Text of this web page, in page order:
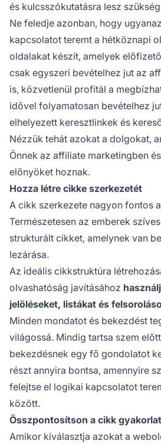
és kulcsszókutatásra lesz
Ne feledje azonban, hogy
kapcsolatot teremt a hétköznapi
oldalakat készít, amelyek
csak egyszeri bevételhez jut az
is, közvetlenül profitál a
idővel folyamatosan bevételhez
elhelyezett keresztlinkek és
Nézzük tehát azokat a dolgokat,
Önnek az affiliate marketingben
előnyöket hoznak.
Hozza létre cikke szerkezetét
A cikk szerkezete nagyon fontos
Természetesen az emberek
strukturált cikket, amelynek van
lezárása.
Az ideális cikkstruktúra
olvashatóság javításához
jelöléseket, listákat és
Minden mondatot és bekezdést
világossá. Mindig tartsa szem
bekezdésnek egy fő gondolatot
részt annyira bontsa, amennyire
felejtse el logikai kapcsolatot
között.
Összpontosítson a cikk
Amikor kiválasztja azokat a